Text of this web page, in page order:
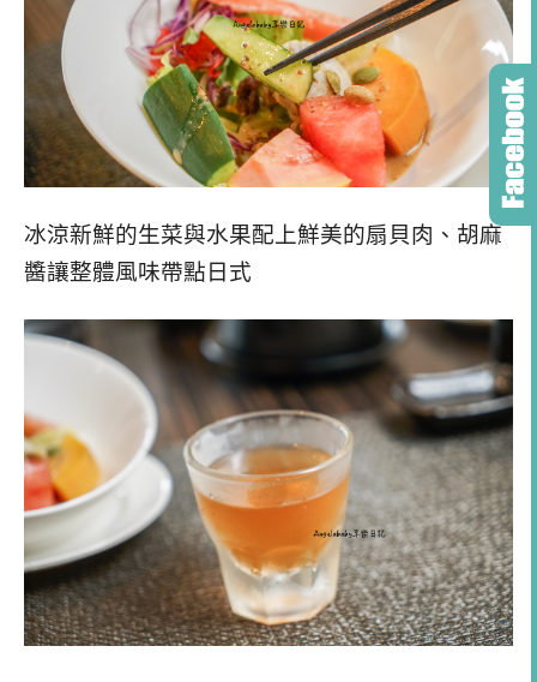
冰涼新鮮的生菜與水果配上鮮美的扇貝肉、胡麻
醬讓整體風味帶點日式